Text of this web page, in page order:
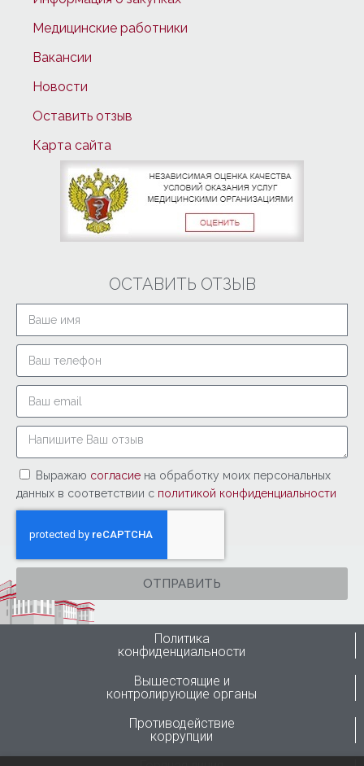
Медицинские работники
Вакансии
Новости
Оставить отзыв
Карта сайта
ОСТАВИТЬ ОТЗЫВ
Выражаю согласие на обработку моих персональных
данных в соответствии с политикой конфиденциальности
ОТПРАВИТЬ
Политика
конфиденциальности
Вышестоящие и
контролирующие органы
Противодействие
коррупции